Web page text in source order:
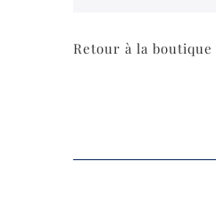
Retour à la boutique